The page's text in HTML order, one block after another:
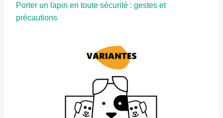
Porter un lapin en toute sécurité : gestes et
précautions